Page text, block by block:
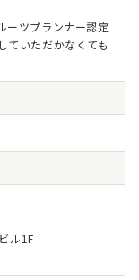
ーツプランナー認定
ていただかなくても
ル1F